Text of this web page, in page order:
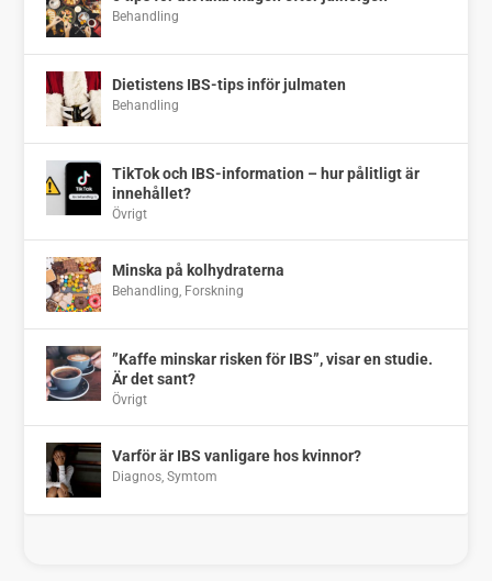
Behandling
Dietistens IBS-tips inför julmaten
Behandling
TikTok och IBS-information – hur pålitligt är
innehållet?
Övrigt
Minska på kolhydraterna
Behandling Forskning
”Kaffe minskar risken för IBS”, visar en studie.
Är det sant?
Övrigt
Varför är IBS vanligare hos kvinnor?
Diagnos ,Symtom